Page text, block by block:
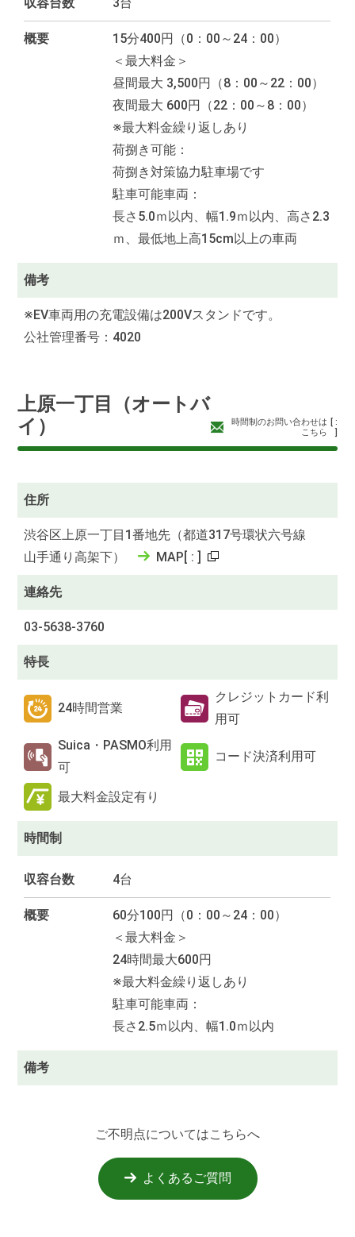
収容台数 3台
概要
15分400円（0：00～24：00）
＜最大料金＞
昼間最大 3,500円（8：00～22：00）
夜間最大 600円（22：00～8：00）
※最大料金繰り返しあり
荷捌き可能：
荷捌き対策協力駐車場です
駐車可能車両：
長さ5.0ｍ以内、幅1.9ｍ以内、高さ2.3
ｍ、最低地上高15cm以上の車両
備考
※EV車両用の充電設備は200Vスタンドです。
公社管理番号：4020
上原一丁目（オートバ
イ）
時間制のお問い合わせは
こちら
:
住所
渋谷区上原一丁目1番地先（都道317号環状六号線
山手通り高架下）
MAP :
連絡先
03-5638-3760
特長
24時間営業
クレジットカード利
用可
Suica・PASMO利用
可
コード決済利用可
最大料金設定有り
時間制
収容台数 4台
概要
60分100円（0：00～24：00）
＜最大料金＞
24時間最大600円
※最大料金繰り返しあり
駐車可能車両：
長さ2.5ｍ以内、幅1.0ｍ以内
備考
ご不明点についてはこちらへ
よくあるご質問